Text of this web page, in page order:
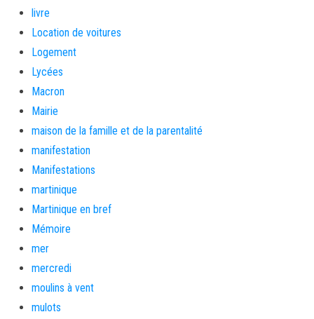
livre
Location de voitures
Logement
Lycées
Macron
Mairie
maison de la famille et de la parentalité
manifestation
Manifestations
martinique
Martinique en bref
Mémoire
mer
mercredi
moulins à vent
mulots